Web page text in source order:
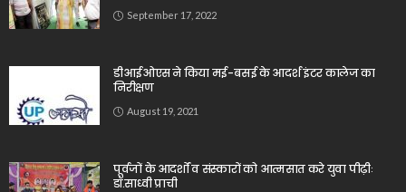
September 17, 2022
डीआईओएस ने किया मई-बसई के आदर्श इंटर कालेज का
निरीक्षण
August 19, 2021
पूर्वजों के आदर्शों व संस्कारों को आत्मसात करे युवा पीढ़ीः
डॉ.साध्वी प्राची